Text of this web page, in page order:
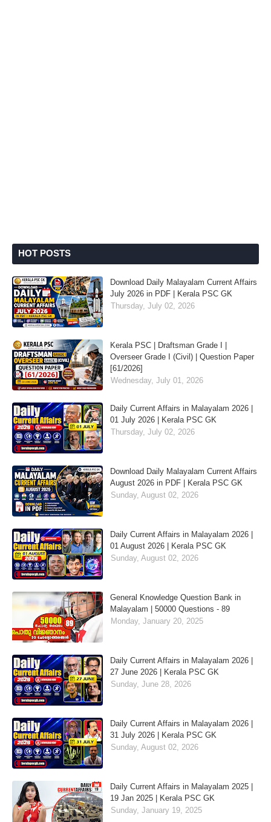
HOT POSTS
Download Daily Malayalam Current Affairs
July 2026 in PDF | Kerala PSC GK
Thursday, July 02, 2026
Kerala PSC | Draftsman Grade I |
Overseer Grade I (Civil) | Question Paper
[61/2026]
Wednesday, July 01, 2026
Daily Current Affairs in Malayalam 2026 |
01 July 2026 | Kerala PSC GK
Thursday, July 02, 2026
Download Daily Malayalam Current Affairs
August 2026 in PDF | Kerala PSC GK
Sunday, August 02, 2026
Daily Current Affairs in Malayalam 2026 |
01 August 2026 | Kerala PSC GK
Sunday, August 02, 2026
General Knowledge Question Bank in
Malayalam | 50000 Questions - 89
Monday, January 20, 2025
Daily Current Affairs in Malayalam 2026 |
27 June 2026 | Kerala PSC GK
Sunday, June 28, 2026
Daily Current Affairs in Malayalam 2026 |
31 July 2026 | Kerala PSC GK
Sunday, August 02, 2026
Daily Current Affairs in Malayalam 2025 |
19 Jan 2025 | Kerala PSC GK
Sunday, January 19, 2025